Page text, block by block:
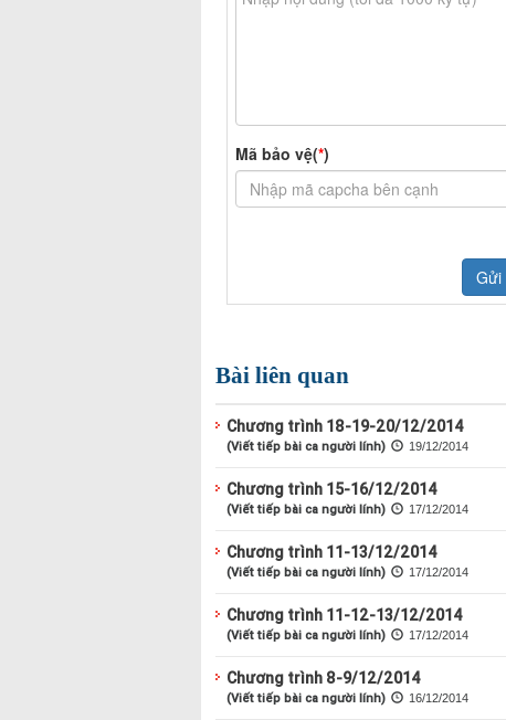
Bài liên quan
Chương trình 18-19-20/12/2014
(Viết tiếp bài ca người lính) 19/12/2014
Chương trình 15-16/12/2014
(Viết tiếp bài ca người lính) 17/12/2014
Chương trình 11-13/12/2014
(Viết tiếp bài ca người lính) 17/12/2014
Chương trình 11-12-13/12/2014
(Viết tiếp bài ca người lính) 17/12/2014
Chương trình 8-9/12/2014
(Viết tiếp bài ca người lính) 16/12/2014